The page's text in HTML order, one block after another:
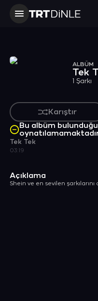
ALBÜM
Tek
1 Şarkı
Karıştır
Bu albüm
Tek Tek
03:19
Açıklama
Shein ve en sevilen şarkılarını